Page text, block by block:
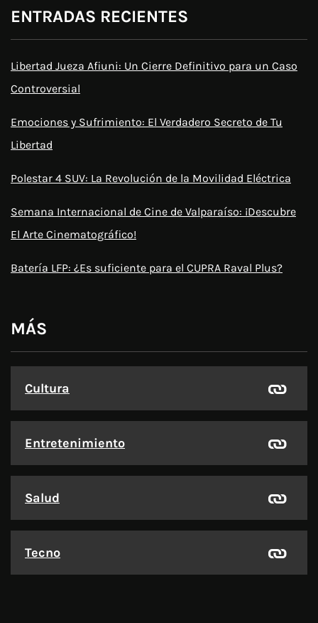
ENTRADAS RECIENTES
Libertad Jueza Afiuni: Un Cierre Definitivo para un Caso
Controversial
Emociones y Sufrimiento: El Verdadero Secreto de Tu
Libertad
Polestar 4 SUV: La Revolución de la Movilidad Eléctrica
Semana Internacional de Cine de Valparaíso: ¡Descubre
El Arte Cinematográfico!
Batería LFP: ¿Es suficiente para el CUPRA Raval Plus?
MÁS
Cultura
Entretenimiento
Salud
Tecno